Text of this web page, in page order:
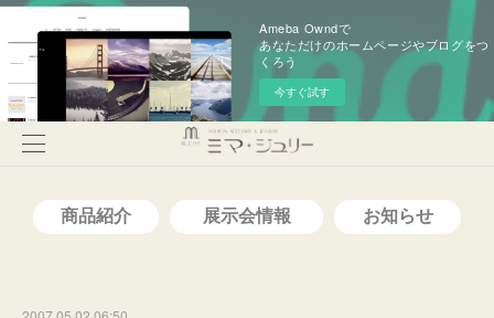
Ameba Owndで
あなただけのホームページやブログをつ
くろう
今すぐ試す